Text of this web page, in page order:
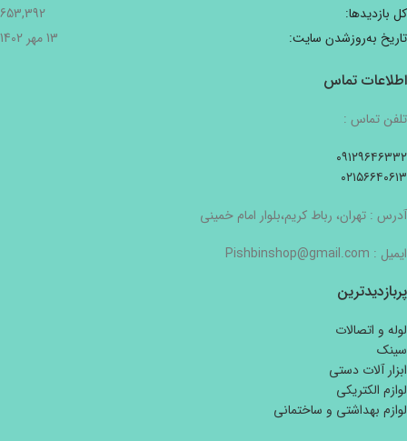
کل بازدیدها:
653,392
تاریخ به‌روزشدن سایت:
13 مهر 1402
اطلاعات تماس
تلفن تماس :
۰۹۱۲۹۶۴۶۳۳۲
۰۲۱۵۶۶۴۰۶۱۳
آدرس : تهران، رباط کریم،بلوار امام خمینی
ایمیل : Pishbinshop@gmail.com
پربازدیدترین
لوله و اتصالات
سینک
ابزار آلات دستی
لوازم الکتریکی
لوازم بهداشتی و ساختمانی